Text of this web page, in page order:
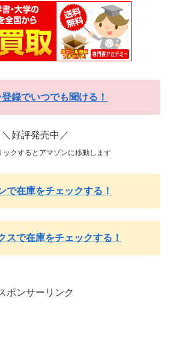
録でいつでも聞ける！
＼好評発売中／
ックするとアマゾンに移動します
在庫をチェックする！
で在庫をチェックする！
ポンサーリンク